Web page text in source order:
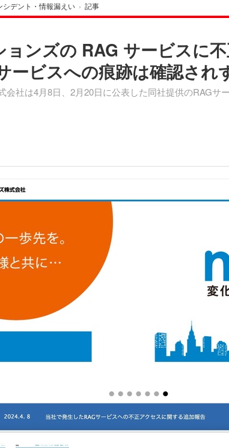
シデント・情報漏えい › 記事
ョンズの RAG サービスに
ービスへの痕跡は確認され
社は4月8日、2月20日に公表した同社提供のRAGサ